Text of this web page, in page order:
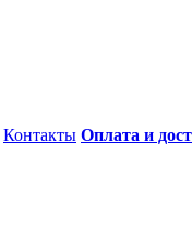
Контакты Оплата и